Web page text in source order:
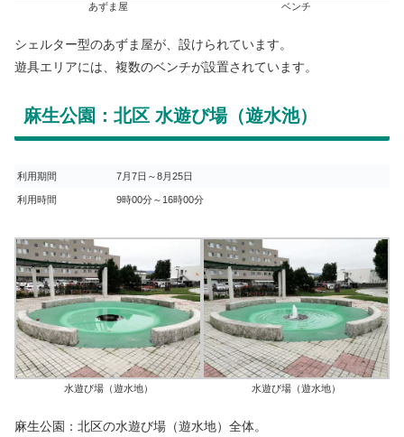
あずま屋 ベンチ
シェルター型のあずま屋が、設けられています。
遊具エリアには、複数のベンチが設置されています。
麻生公園：北区 水遊び場（遊水池）
利用期間 7月7日～8月25日
利用時間 9時00分～16時00分
水遊び場（遊水地） 水遊び場（遊水地）
麻生公園：北区の水遊び場（遊水地）全体。